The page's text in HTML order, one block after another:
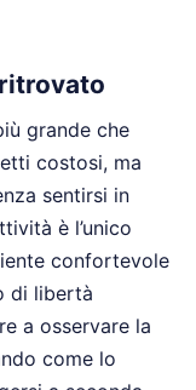
grande che
costosi, ma
sentirsi in
è l’unico
confortevole
di libertà
a osservare la
come lo